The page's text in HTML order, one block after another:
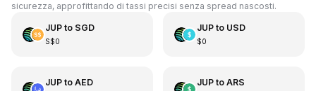
sicurezza, approfittando di tassi precisi senza spread nascosti.
JUPto SGD
S$0
JUPto USD
$0
JUPto AED JUPto ARS